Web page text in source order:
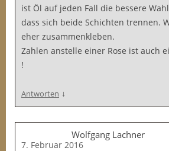
ist Öl auf jeden Fall die bessere
dass sich beide Schichten trennen.
eher zusammenkleben.
Zahlen anstelle einer Rose ist auch
!
Antworten ↓
Wolfgang Lachner
7. Februar 2016